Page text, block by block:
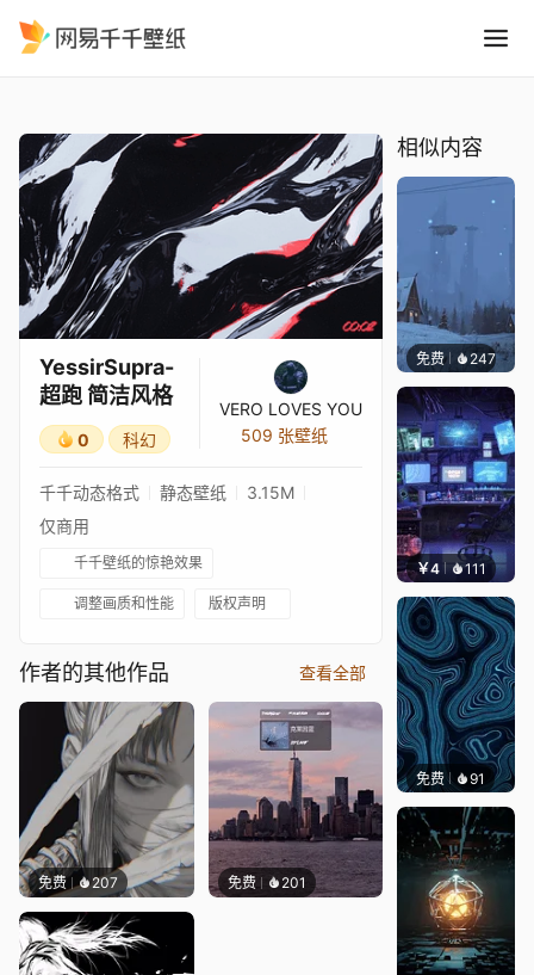
YessirSupra-
超跑 简洁风格
0 科幻
VERO LOVES YOU
509 张壁纸
千千动态格式 静态壁纸
3.15M
仅商用
千千壁纸的惊艳效果
调整画质和性能 版权声明
作者的其他作品 查看全部
免费 207 免费 201
相似内容
免费 247
￥4 111 楚梦缘
免费 91